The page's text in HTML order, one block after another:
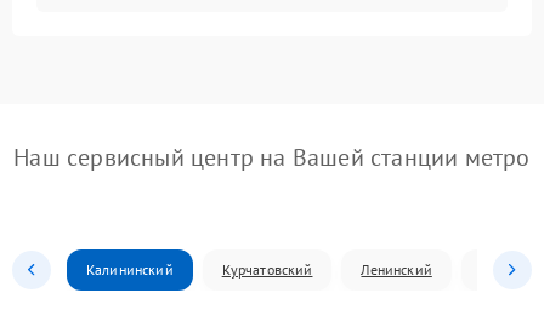
Наш сервисный центр на Вашей станции метро
Калининский Курчатовский Ленинский